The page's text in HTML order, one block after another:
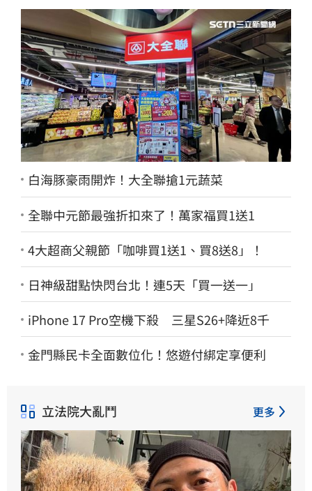
白海豚豪雨開炸！大全聯搶1元蔬菜
全聯中元節最強折扣來了！萬家福買1送1
4大超商父親節「咖啡買1送1、買8送8」！
日神級甜點快閃台北！連5天「買一送一」
iPhone 17 Pro空機下殺 三星S26+降近8千
金門縣民卡全面數位化！悠遊付綁定享便利
立法院大亂鬥 更多